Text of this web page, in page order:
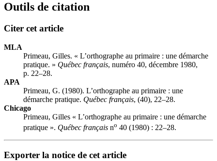
Outils de citation
Citer cet article
MLA
Primeau, Gilles. « L’orthographe au primaire : une démarche
pratique. » Québec français, numéro 40, décembre 1980,
p. 22–28.
APA
Primeau, G. (1980). L’orthographe au primaire : une
démarche pratique. Québec français, (40), 22–28.
Chicago
Primeau, Gilles « L’orthographe au primaire : une démarche
pratique ». Québec français no 40 (1980) : 22–28.
Exporter la notice de cet article